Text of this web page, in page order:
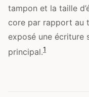
tampon et la taille
core par rapport au
exposé une écriture
principal.1